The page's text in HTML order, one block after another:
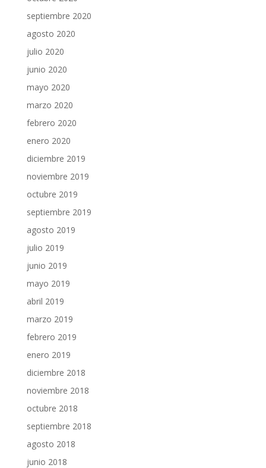
septiembre 2020
agosto 2020
julio 2020
junio 2020
mayo 2020
marzo 2020
febrero 2020
enero 2020
diciembre 2019
noviembre 2019
octubre 2019
septiembre 2019
agosto 2019
julio 2019
junio 2019
mayo 2019
abril 2019
marzo 2019
febrero 2019
enero 2019
diciembre 2018
noviembre 2018
octubre 2018
septiembre 2018
agosto 2018
junio 2018